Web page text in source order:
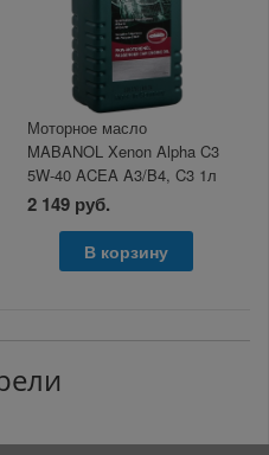
Моторное масло
MABANOL Xenon Alpha C3
5W-40 ACEA A3/B4, C3 1л
2 149 руб.
В корзину